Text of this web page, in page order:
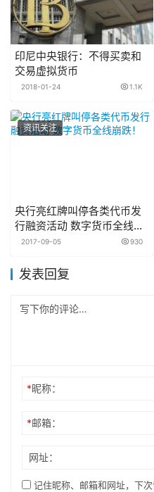
印尼中央银行：不得买卖和
交易虚拟货币
2018-01-24 1.1K
资讯关注
央行亮红牌叫停各类代币发
行融资活动 数字货币全线崩
跌！
2017-09-05 930
发表回复
*昵称：
*邮箱：
网址：
记住昵称、邮箱和网址，下